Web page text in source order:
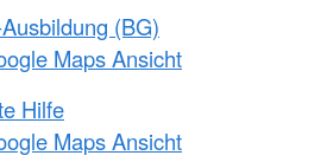
(BG)
Maps Ansicht
Hilfe
Maps Ansicht